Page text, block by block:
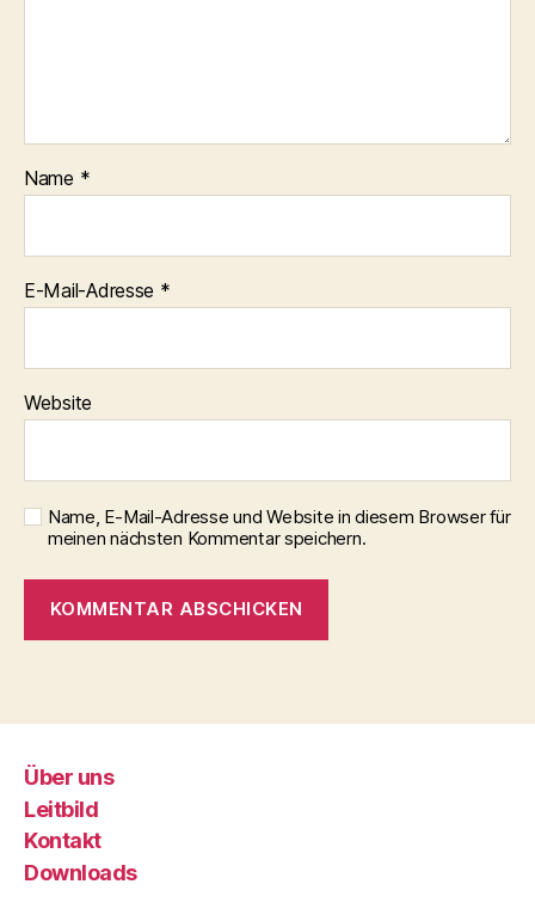
Name *
E-Mail-Adresse *
Website
Name, E-Mail-Adresse und Website in diesem Browser für
meinen nächsten Kommentar speichern.
Über uns
Leitbild
Kontakt
Downloads